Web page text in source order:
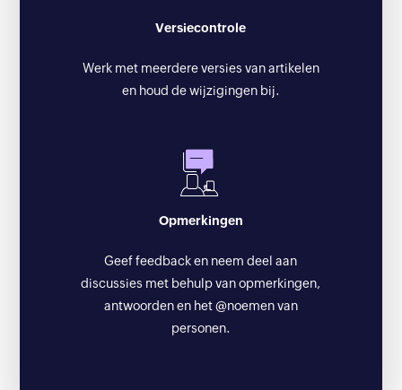
Versiecontrole
Werk met meerdere versies van artikelen
en houd de wijzigingen bij.
Opmerkingen
Geef feedback en neem deel aan
discussies met behulp van opmerkingen,
antwoorden en het @noemen van
personen.